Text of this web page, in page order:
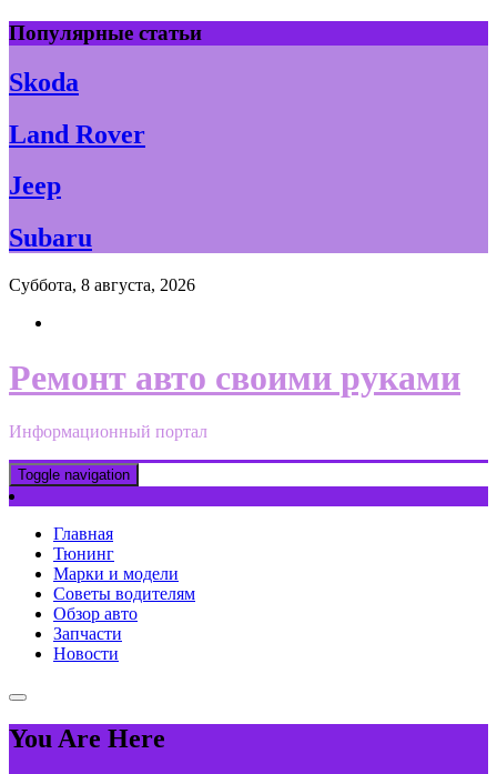
Skip
to
content
Популярные статьи
Skoda
Land Rover
Jeep
Subaru
Суббота, 8 августа, 2026
Ремонт авто своими руками
Информационный портал
Toggle navigation
Главная
Тюнинг
Марки и модели
Советы водителям
Обзор авто
Запчасти
Новости
You Are Here